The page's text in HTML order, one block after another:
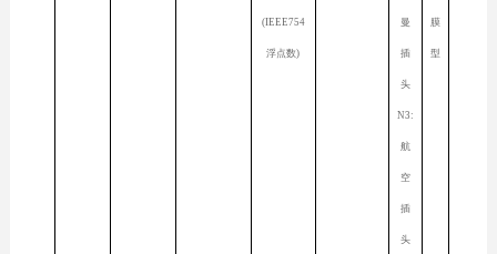
(IEEE754
浮点数)
曼
插
头
N3:
航
空
插
头
膜
型